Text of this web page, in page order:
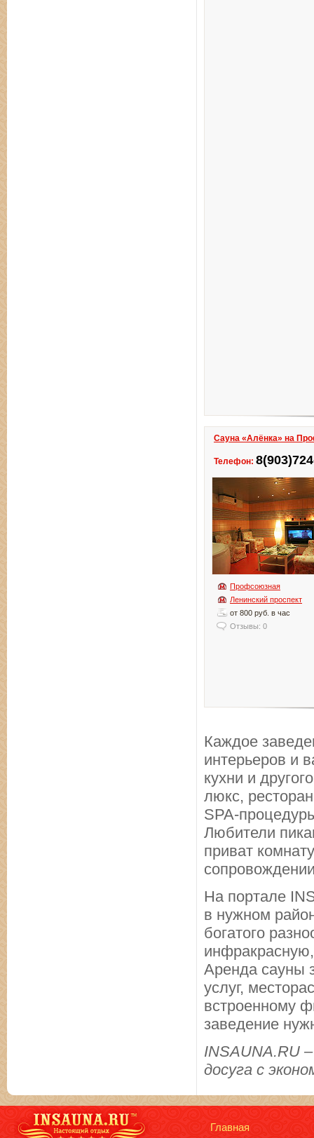
Сауна «Алёнка» на
Телефон:
Профсоюзная
Ленинский проспект
от 800 руб. в час
Отзывы: 0
Каждое
интерьеров и
кухни и
люкс,
SPA-
Любители
приват
На портале
в нужном
богатого
Аренда сауны
услуг,
встроенному
заведение
INSAUNA.RU
досуга с
Главная